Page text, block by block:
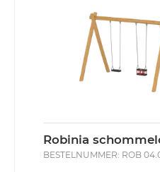
Robinia
BESTELNUMMER: ROB